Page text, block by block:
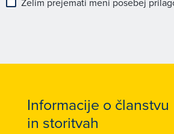
Informacije o članstvu
in storitvah